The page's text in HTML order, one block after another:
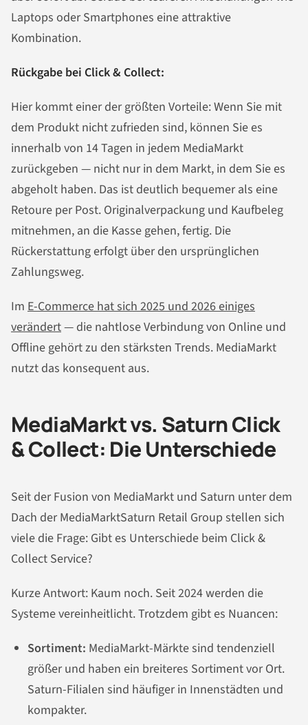
Laptops oder Smartphones eine attraktive
Kombination.
Rückgabe bei Click & Collect:
Hier kommt einer der größten Vorteile: Wenn Sie mit
dem Produkt nicht zufrieden sind, können Sie es
innerhalb von 14 Tagen in jedem MediaMarkt
zurückgeben — nicht nur in dem Markt, in dem Sie es
abgeholt haben. Das ist deutlich bequemer als eine
Retoure per Post. Originalverpackung und Kaufbeleg
mitnehmen, an die Kasse gehen, fertig. Die
Rückerstattung erfolgt über den ursprünglichen
Zahlungsweg.
Im E-Commerce hat sich 2025 und 2026 einiges
verändert— die nahtlose Verbindung von Online und
Offline gehört zu den stärksten Trends. MediaMarkt
nutzt das konsequent aus.
MediaMarkt vs. Saturn Click
& Collect: Die Unterschiede
Seit der Fusion von MediaMarkt und Saturn unter dem
Dach der MediaMarktSaturn Retail Group stellen sich
viele die Frage: Gibt es Unterschiede beim Click &
Collect Service?
Kurze Antwort: Kaum noch. Seit 2024 werden die
Systeme vereinheitlicht. Trotzdem gibt es Nuancen:
Sortiment: MediaMarkt-Märkte sind tendenziell
größer und haben ein breiteres Sortiment vor Ort.
Saturn-Filialen sind häufiger in Innenstädten und
kompakter.